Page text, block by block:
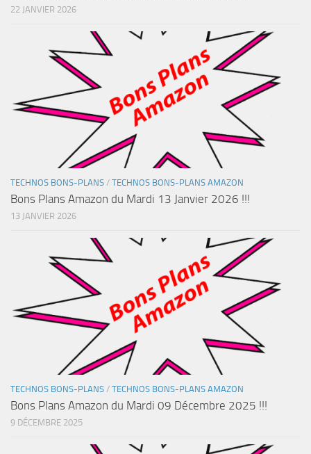
22 JANVIER 2026
TECHNOS BONS-PLANS / TECHNOS BONS-PLANS AMAZON
Bons Plans Amazon du Mardi 13 Janvier 2026 !!!
13 JANVIER 2026
TECHNOS BONS-PLANS / TECHNOS BONS-PLANS AMAZON
Bons Plans Amazon du Mardi 09 Décembre 2025 !!!
9 DÉCEMBRE 2025